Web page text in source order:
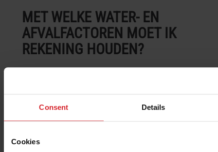
Consent Details
Cookies
MET WELKE WATER- EN
AFVALFACTOREN MOET IK
REKENING HOUDEN?
Een blootgestelde waterstraal is lawaaierig en een
blootgestelde abrasieve waterstraal kan veel
laag water te snijden. De waterlaag verlaagt het